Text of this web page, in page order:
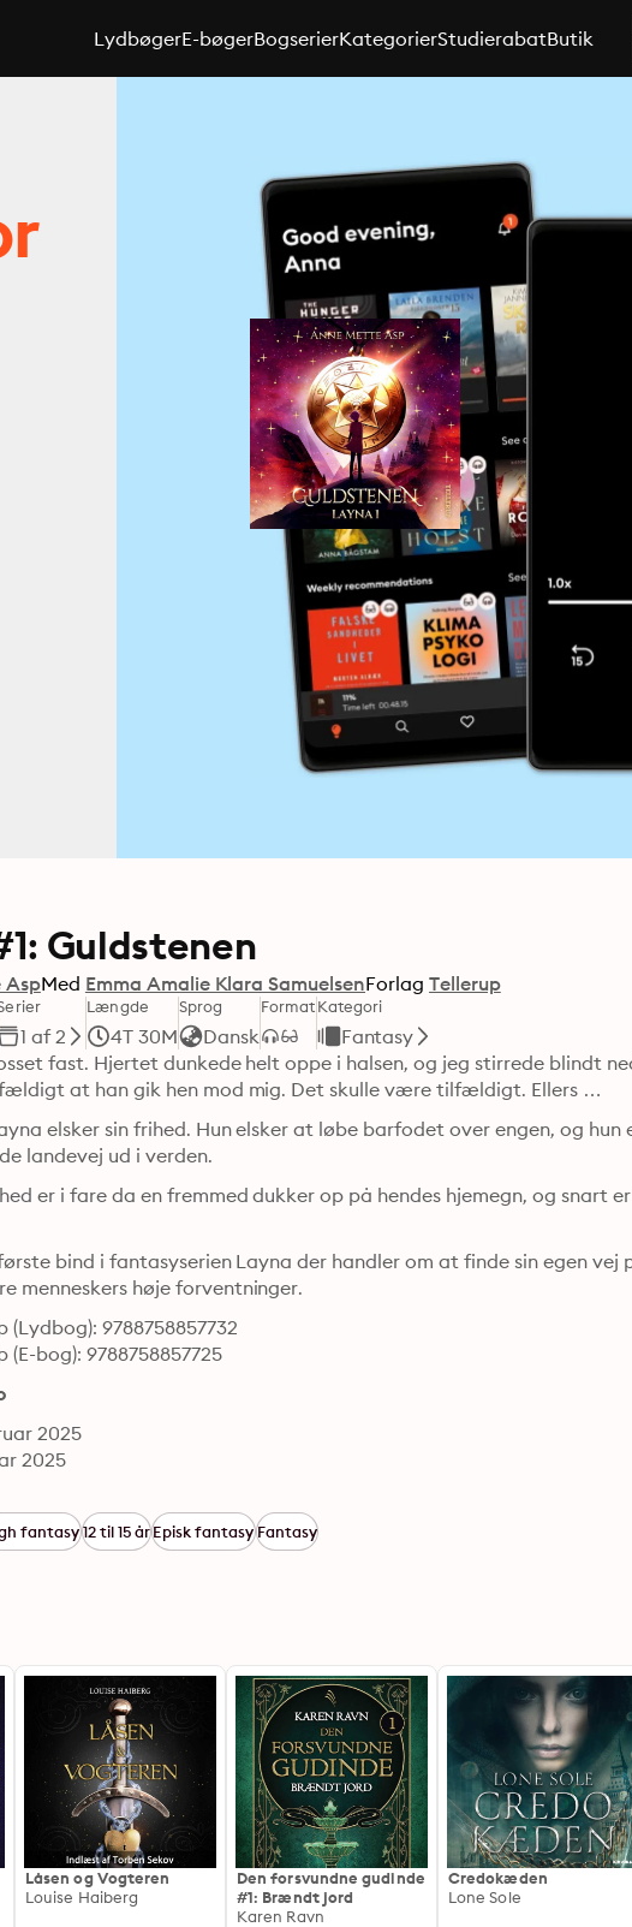
LydbøgerE-bøgerBogserierKategorierStudierabatButik
Guldstenen
AspMed Emma Amalie Klara SamuelsenForlag Tellerup
1 af 2
Længde
4T 30M
Sprog
Dansk
FormatKategori
Fantasy
fast. Hjertet dunkede helt oppe i halsen, og jeg stirrede blindt
at han gik hen mod mig. Det skulle være tilfældigt. Ellers …
elsker sin frihed. Hun elsker at løbe barfodet over engen, og hun
landevej ud i verden.
er i fare da en fremmed dukker op på hendes hjemegn, og snart
bind i fantasyserien Layna der handler om at finde sin egen vej
menneskers høje forventninger.
(Lydbog): 9788758857732
bog): 9788758857725
2025
2025
fantasy12 til 15 årEpisk fantasyFantasy
Låsen og Vogteren
Louise Haiberg
Den forsvundne gudinde
#1: Brændt jord
Karen Ravn
Credokæden
Lone Sole